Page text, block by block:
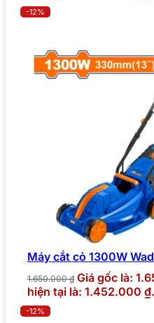
-12%
Máy cắt cỏ 1300W
1.650.000₫ Giá gốc là:
hiện tại là: 1.452.000 ₫.
-12%